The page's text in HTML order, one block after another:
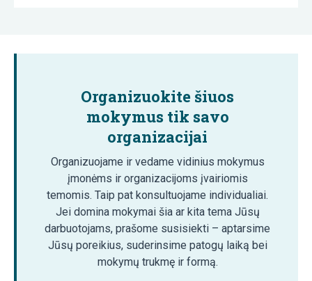
Organizuokite šiuos
mokymus tik savo
organizacijai
Organizuojame ir vedame vidinius mokymus
įmonėms ir organizacijoms įvairiomis
temomis. Taip pat konsultuojame individualiai.
Jei domina mokymai šia ar kita tema Jūsų
darbuotojams, prašome susisiekti – aptarsime
Jūsų poreikius, suderinsime patogų laiką bei
mokymų trukmę ir formą.